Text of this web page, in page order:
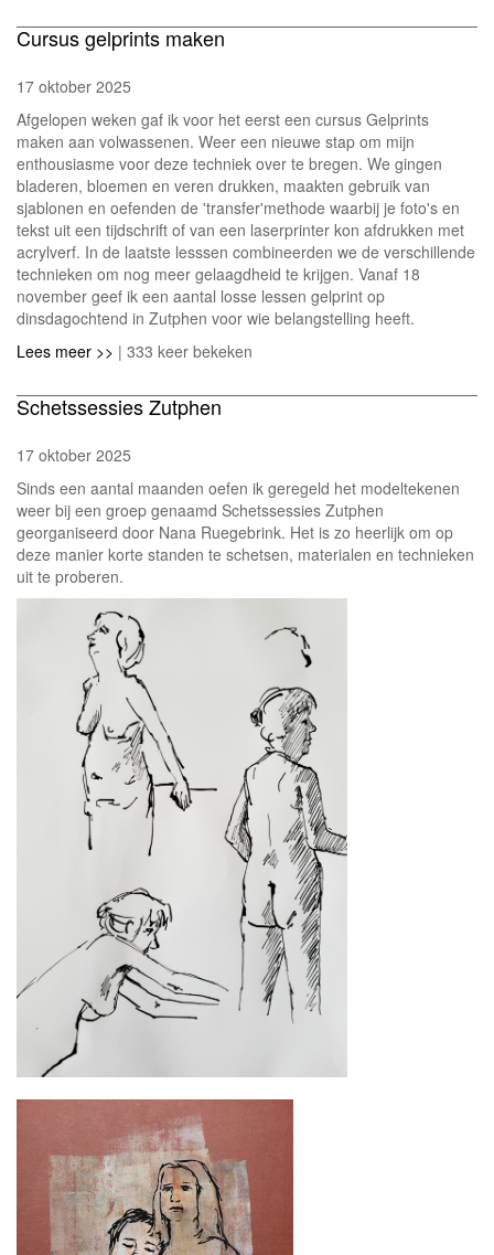
Cursus gelprints maken
17 oktober 2025
Afgelopen weken gaf ik voor het eerst een cursus Gelprints
maken aan volwassenen. Weer een nieuwe stap om mijn
enthousiasme voor deze techniek over te bregen. We gingen
bladeren, bloemen en veren drukken, maakten gebruik van
sjablonen en oefenden de 'transfer'methode waarbij je foto's en
tekst uit een tijdschrift of van een laserprinter kon afdrukken met
acrylverf. In de laatste lesssen combineerden we de verschillende
technieken om nog meer gelaagdheid te krijgen. Vanaf 18
november geef ik een aantal losse lessen gelprint op
dinsdagochtend in Zutphen voor wie belangstelling heeft.
Lees meer >> | 333 keer bekeken
Schetssessies Zutphen
17 oktober 2025
Sinds een aantal maanden oefen ik geregeld het modeltekenen
weer bij een groep genaamd Schetssessies Zutphen
georganiseerd door Nana Ruegebrink. Het is zo heerlijk om op
deze manier korte standen te schetsen, materialen en technieken
uit te proberen.